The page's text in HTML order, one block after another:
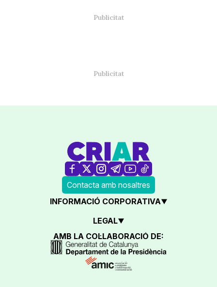
Contacta amb nosaltres
INFORMACIÓ CORPORATIVA
LEGAL
AMB LA COL·LABORACIÓ DE: